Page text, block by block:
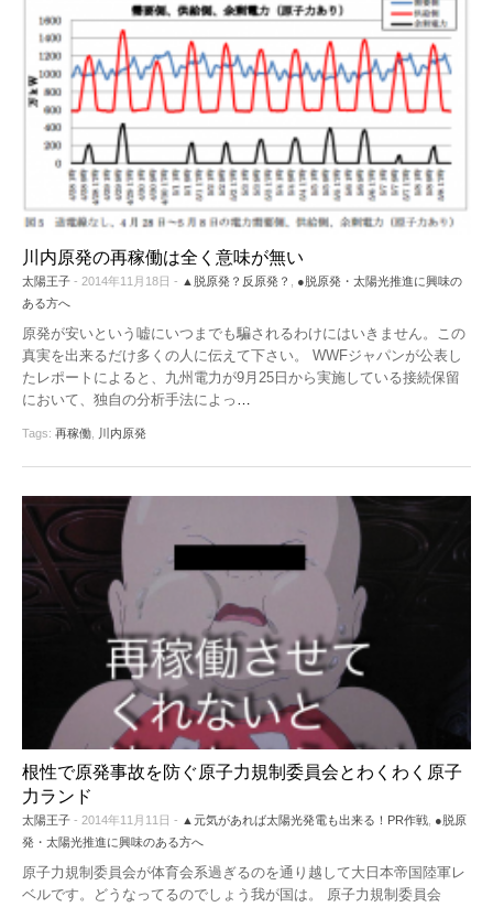
川内原発の再稼働は全く意味が無い
太陽王子 - 2014年11月18日 - ▲脱原発？反原発？
●脱原発・太陽光推進に興味の
ある方へ
原発が安いという嘘にいつまでも騙されるわけにはいきません。この
真実を出来るだけ多くの人に伝えて下さい。 WWFジャパンが公表し
たレポートによると、九州電力が9月25日から実施している接続保留
において、独自の分析手法によっ
Tags: 再稼働 川内原発
根性で原発事故を防ぐ原子力規制委員会とわくわく原子
力ランド
太陽王子 - 2014年11月11日 - ▲元気があれば太陽光発電も出来る！PR作戦 ●脱原
発・太陽光推進に興味のある方へ
原子力規制委員会が体育会系過ぎるのを通り越して大日本帝国陸軍レ
ベルです。どうなってるのでしょう我が国は。 原子力規制委員会